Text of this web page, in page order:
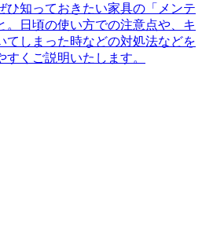
ひ知っておきたい家具の「メンテ
。日頃の使い方での注意点や、キ
てしまった時などの対処法などを
すくご説明いたします。